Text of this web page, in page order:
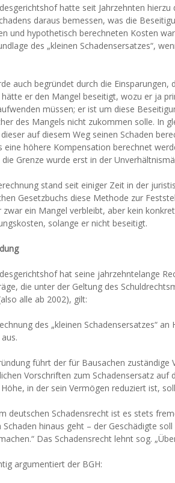
hatte seit Jahrzehnten
daraus bemessen, was die
und hypothetisch berechneten Kosten
des „kleinen Schadensersatzes“,
auch begründet durch die
er den Mangel beseitigt, wozu er ja
müssen; er ist um diese
des Mangels nicht zukommen solle. In
auf diesem Weg seinen Schaden
eine höhere Kompensation berechnet
Grenze wurde erst in der
stand seit einiger Zeit in der
Gesetzbuchs diese Methode zur
zwar ein Mangel verbleibt, aber kein
solange er nicht beseitigt.
hat seine jahrzehntelange
die unter der Geltung des
alle ab 2002), gilt:
des „kleinen Schadensersatzes“
führt der für Bausachen zuständige
Vorschriften zum Schadensersatz auf
Höhe, in der sein Vermögen reduziert ist,
deutschen Schadensrecht ist es stets
Schaden hinaus geht – der Geschädigte
Das Schadensrecht lehnt sog.
argumentiert der BGH: